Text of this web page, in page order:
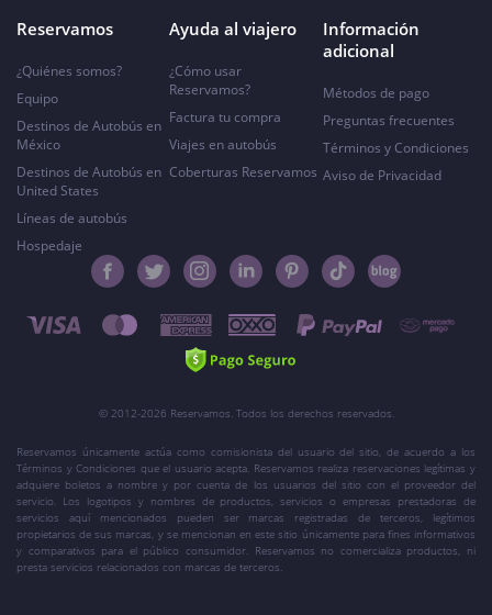
Reservamos
¿Quiénes somos?
Equipo
Destinos de Autobús en
México
Destinos de Autobús en
United States
Líneas de autobús
Hospedaje
Ayuda al viajero
¿Cómo usar
Reservamos?
Factura tu compra
Viajes en autobús
Coberturas Reservamos
Información
adicional
Métodos de pago
Preguntas frecuentes
Términos y Condiciones
Aviso de Privacidad
© 2012-2026 Reservamos. Todos los derechos reservados.
Reservamos únicamente actúa como comisionista del usuario del sitio, de acuerdo a los
Términos y Condiciones que el usuario acepta. Reservamos realiza reservaciones legítimas y
adquiere boletos a nombre y por cuenta de los usuarios del sitio con el proveedor del
servicio. Los logotipos y nombres de productos, servicios o empresas prestadoras de
servicios aquí mencionados pueden ser marcas registradas de terceros, legítimos
propietarios de sus marcas, y se mencionan en este sitio únicamente para fines informativos
y comparativos para el público consumidor. Reservamos no comercializa productos, ni
presta servicios relacionados con marcas de terceros.